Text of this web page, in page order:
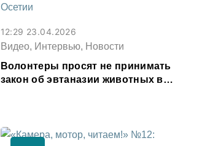
12:29 23.04.2026
Видео, Интервью, Новости
Волонтеры просят не принимать
закон об эвтаназии животных в